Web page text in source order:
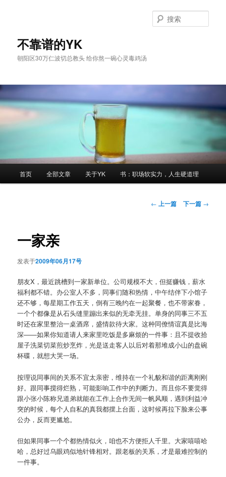
不靠谱的YK
朝阳区30万仁波切总教头 给你熬一碗心灵毒鸡汤
索
首页 全部文章 关于YK 书：职场软实力，人生硬道理
文← 上一篇 下一篇 →
一家亲
发表于2009年06月17号
朋友X，最近跳槽到一家新单位。公司规模不大，但挺赚钱，薪水
福利都不错。办公室人不多，同事们随和热情，中午结伴下小馆子
还不够，每星期工作五天，倒有三晚约在一起聚餐，也不带家眷，
一个个都像是从石头缝里蹦出来似的无牵无挂。单身的同事三不五
时还在家里整治一桌酒席，盛情款待大家。这种同僚情谊真是比海
深——如果你知道请人来家里吃饭是多麻烦的一件事：且不提收拾
屋子洗菜切菜煎炒烹炸，光是送走客人以后对着那堆成小山的盘碗
杯碟，就想大哭一场。
按理说同事间的关系不宜太亲密，维持在一个礼貌和谐的距离刚刚
好。跟同事搅得烂熟，可能影响工作中的判断力。而且你不要觉得
跟小张小陈称兄道弟就能在工作上合作无间一帆风顺，遇到利益冲
突的时候，每个人自私的真我都摆上台面，这时候再拉下脸来公事
公办，反而更尴尬。
但如果同事一个个都热情似火，咱也不方便拒人千里。大家嘻嘻哈
哈，总好过乌眼鸡似地针锋相对。跟老板的关系，才是最难控制的
一件事。